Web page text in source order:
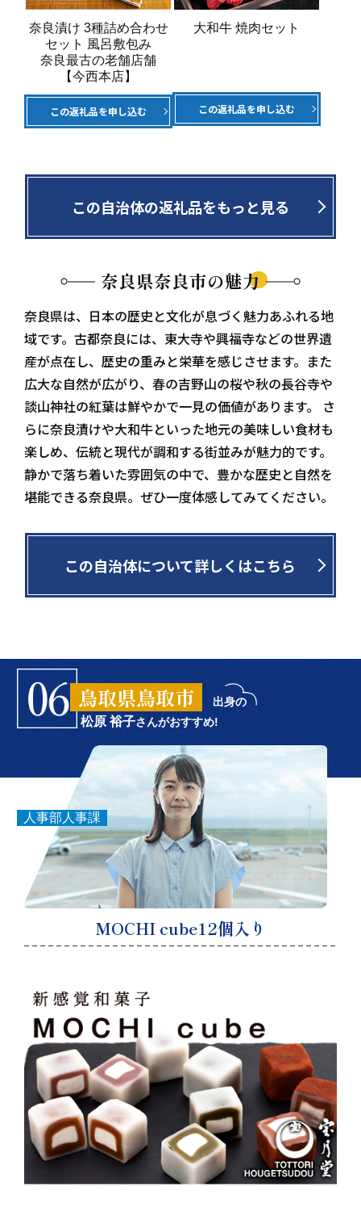
奈良漬け 3種詰め合わせ
セット 風呂敷包み
奈良最古の老舗店舗
【今西本店】
この返礼品を申し込む
大和牛 焼肉セット
この返礼品を申し込む
この自治体の返礼品をもっと見る
奈良県奈良市の魅力
奈良県は、日本の歴史と文化が息づく魅力あふれる地
域です。古都奈良には、東大寺や興福寺などの世界遺
産が点在し、歴史の重みと栄華を感じさせます。また
広大な自然が広がり、春の吉野山の桜や秋の長谷寺や
談山神社の紅葉は鮮やかで一見の価値があります。 さ
らに奈良漬けや大和牛といった地元の美味しい食材も
楽しめ、伝統と現代が調和する街並みが魅力的です。
静かで落ち着いた雰囲気の中で、豊かな歴史と自然を
堪能できる奈良県。ぜひ一度体感してみてください。
この自治体について詳しくはこちら
鳥取県鳥取市 出身の
松原 裕子さんがおすすめ!
人事部人事課
MOCHI cube12個入り